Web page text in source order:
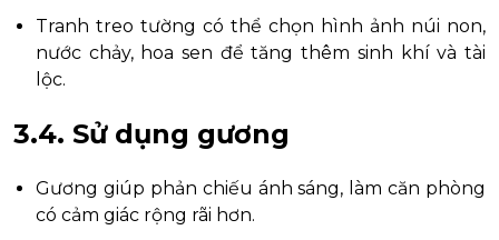
Tranh treo tường có thể chọn hình ảnh núi non,
nước chảy, hoa sen để tăng thêm sinh khí và tài
lộc.
3.4. Sử dụng gương
Gương giúp phản chiếu ánh sáng, làm căn phòng
có cảm giác rộng rãi hơn.